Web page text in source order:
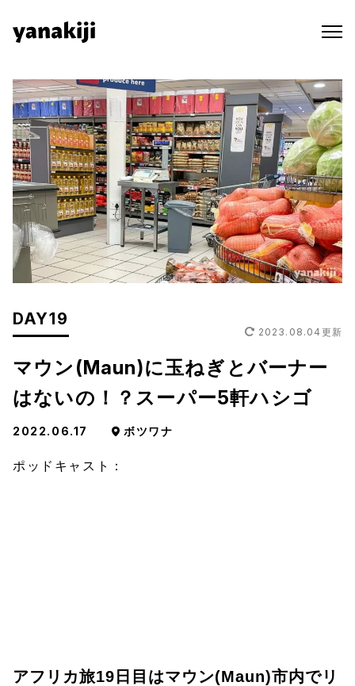
content
DAY19
2023.08.04 更新
マウン(Maun)に玉ねぎとバーナー
はないの！？スーパー5軒ハシゴ
2022.06.17 ボツワナ
ポッドキャスト：
アフリカ旅19日目はマウン(Maun)市内でリ